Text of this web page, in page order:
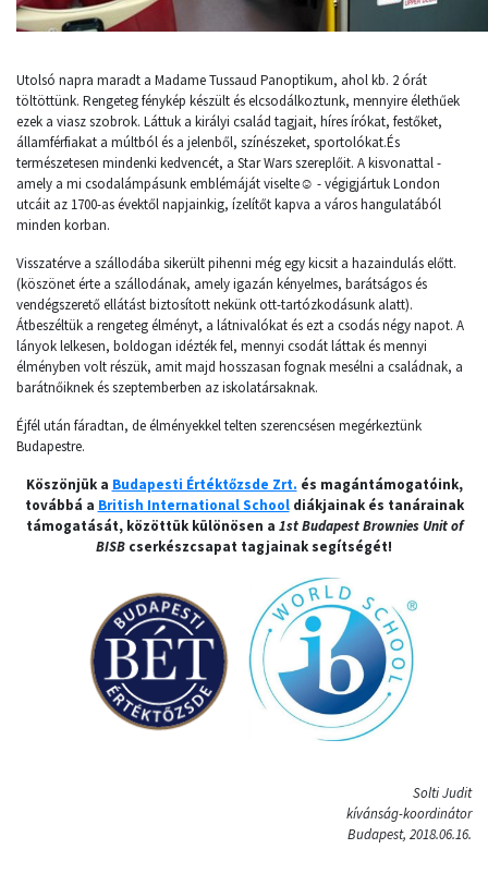
Utolsó napra maradt a Madame Tussaud Panoptikum, ahol kb. 2 órát
töltöttünk. Rengeteg fénykép készült és elcsodálkoztunk, mennyire élethűek
ezek a viasz szobrok. Láttuk a királyi család tagjait, híres írókat, festőket,
államférfiakat a múltból és a jelenből, színészeket, sportolókat.És
természetesen mindenki kedvencét, a Star Wars szereplőit. A kisvonattal -
amely a mi csodalámpásunk emblémáját viselte☺ - végigjártuk London
utcáit az 1700-as évektől napjainkig, ízelítőt kapva a város hangulatából
minden korban.
Visszatérve a szállodába sikerült pihenni még egy kicsit a hazaindulás előtt.
(köszönet érte a szállodának, amely igazán kényelmes, barátságos és
vendégszerető ellátást biztosított nekünk ott-tartózkodásunk alatt).
Átbeszéltük a rengeteg élményt, a látnivalókat és ezt a csodás négy napot. A
lányok lelkesen, boldogan idézték fel, mennyi csodát láttak és mennyi
élményben volt részük, amit majd hosszasan fognak mesélni a családnak, a
barátnőiknek és szeptemberben az iskolatársaknak.
Éjfél után fáradtan, de élményekkel telten szerencsésen megérkeztünk
Budapestre.
Köszönjük a Budapesti Értéktőzsde Zrt. és magántámogatóink,
továbbá a British International Schooldiákjainak és tanárainak
támogatását, közöttük különösen a 1st Budapest Brownies Unit of
BISB cserkészcsapat tagjainak segítségét!
Solti Judit
kívánság-koordinátor
Budapest, 2018.06.16.